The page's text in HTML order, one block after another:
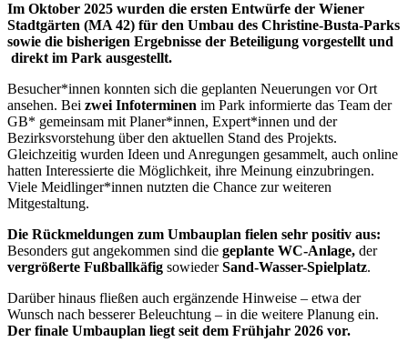
Im Oktober 2025 wurden die ersten Entwürfe der Wiener
Stadtgärten (MA 42) für den Umbau des Christine-Busta-Parks
sowie die bisherigen Ergebnisse der Beteiligung vorgestellt und
direkt im Park ausgestellt.
Besucher*innen konnten sich die geplanten Neuerungen vor Ort
ansehen. Bei zwei Infoterminen im Park informierte das Team der
GB* gemeinsam mit Planer*innen, Expert*innen und der
Bezirksvorstehung über den aktuellen Stand des Projekts.
Gleichzeitig wurden Ideen und Anregungen gesammelt, auch online
hatten Interessierte die Möglichkeit, ihre Meinung einzubringen.
Viele Meidlinger*innen nutzten die Chance zur weiteren
Mitgestaltung.
Die Rückmeldungen zum Umbauplan fielen sehr positiv aus:
Besonders gut angekommen sind die geplante WC-Anlage, der
vergrößerte Fußballkäfig sowiederSand-Wasser-Spielplatz.
Darüber hinaus fließen auch ergänzende Hinweise – etwa der
Wunsch nach besserer Beleuchtung – in die weitere Planung ein.
Der finale Umbauplan liegt seit dem Frühjahr 2026 vor.